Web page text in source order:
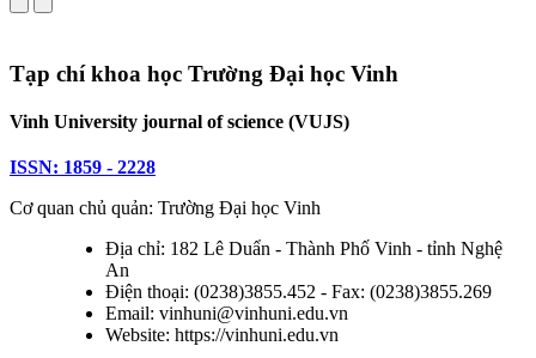
Tạp chí khoa học Trường Đại học Vinh
Vinh University journal of science (VUJS)
ISSN: 1859 - 2228
Cơ quan chủ quản: Trường Đại học Vinh
Địa chỉ: 182 Lê Duẩn - Thành Phố Vinh - tỉnh Nghệ
An
Điện thoại: (0238)3855.452 - Fax: (0238)3855.269
Email: vinhuni@vinhuni.edu.vn
Website: https://vinhuni.edu.vn